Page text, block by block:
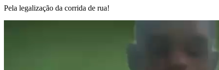
Pela legalização da corrida de rua!